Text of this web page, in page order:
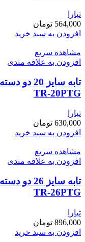
تیارا
564,000 تومان
افزودن به سبد خرید
مشاهده سریع
افزودن به علاقه مندی
تابه
TR-20PTG
تیارا
630,000 تومان
افزودن به سبد خرید
مشاهده سریع
افزودن به علاقه مندی
تابه
TR-26PTG
تیارا
896,000 تومان
افزودن به سبد خرید